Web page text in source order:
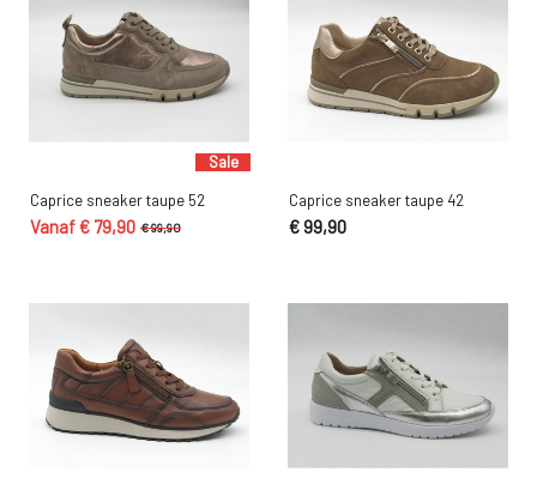
Sale
Caprice sneaker taupe 52
Vanaf € 79,90 € 99,90
Caprice sneaker taupe 42
€ 99,90